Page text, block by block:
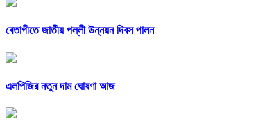
বেতাগীতে জাতীয় পল্লী উন্নয়ন দিবস পালন
এলপিজির নতুন দাম ঘোষণা আজ